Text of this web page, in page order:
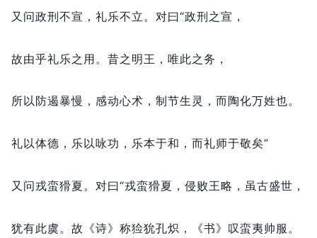
又问政刑不宣， 礼乐不立。 对曰“政刑之宣，
故由乎礼乐之用。 昔之明王， 唯此之务，
所以防遏暴慢， 感动心术， 制节生灵， 而陶化万姓也。
礼以体德， 乐以咏功， 乐本于和， 而礼师于敬矣”
又问戎蛮猾夏。 对曰“戎蛮猾夏， 侵败王略， 虽古盛世，
犹有此虞。 故《诗》称猃狁孔炽， 《书》叹蛮夷帅服。